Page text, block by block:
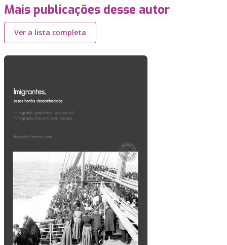
Mais publicações desse autor
Ver a lista completa